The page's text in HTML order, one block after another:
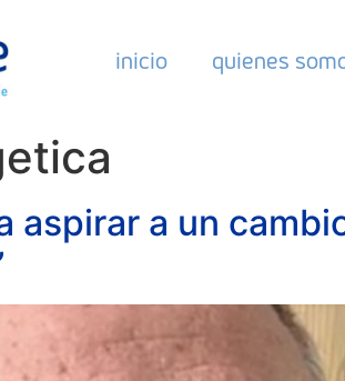
inicio quienes
aspirar a un